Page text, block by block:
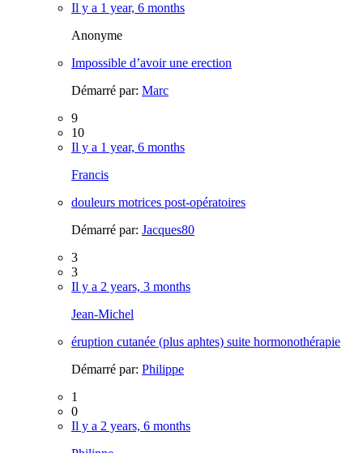
Il y a 1 year, 6 months
Anonyme
Impossible d’avoir une erection
Démarré par: Marc
9
10
Il y a 1 year, 6 months
Francis
douleurs motrices post-opératoires
Démarré par: Jacques80
3
3
Il y a 2 years, 3 months
Jean-Michel
éruption cutanée (plus aphtes) suite hormonothérapie
Démarré par: Philippe
1
0
Il y a 2 years, 6 months